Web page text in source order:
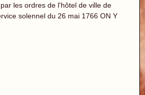
les ordres de l'hôtel de ville de
solennel du 26 mai 1766 ON Y